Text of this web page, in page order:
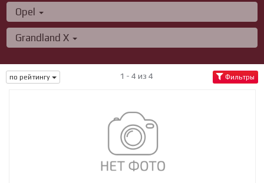
Opel
Grandland X
по рейтингу 1 - 4 из 4 Фильтры